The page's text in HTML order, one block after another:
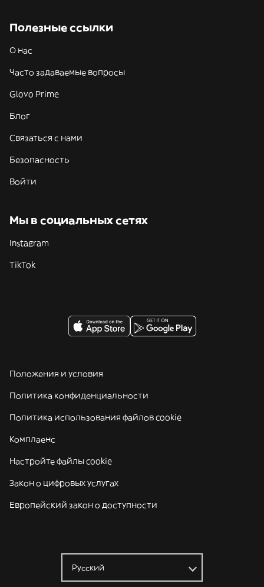
Полезные ссылки
О нас
Часто задаваемые вопросы
Glovo Prime
Блог
Связаться с нами
Безопасность
Войти
Мы в социальных сетях
Instagram
TikTok
Положения и условия
Политика конфиденциальности
Политика использования файлов cookie
Комплаенс
Настройте файлы cookie
Закон о цифровых услугах
Европейский закон о доступности